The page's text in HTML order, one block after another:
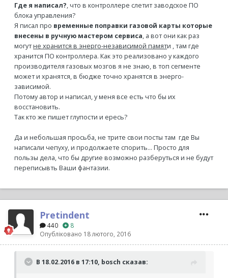
Где я написал?, что в контроллере слетит заводское ПО
блока управления?
Я писал про временные поправки газовой карты которые
внесены в ручную мастером сервиса, а вот они как раз
могутне хранится в энерго-независимой памяти , там где
хранится ПО контроллера. Как это реализовано у каждого
производителя газовых мозгов я не знаю, в топ сегменте
может и хранятся, в бюдже точно хранятся в энерго-
зависимой.
Потому автор и написал, у меня все есть что бы их
восстановить.
Так кто же пишет глупости и ересь?
Да и небольшая просьба, не трите свои посты там где Вы
написали чепуху, и продолжаете спорить... Просто для
пользы дела, что бы другие возможно разберуться и не будут
переписывть Ваши фантазии.
Pretindent
440
8
Опубліковано 18 лютого, 2016
В 18.02.2016 в 17:10, bosch сказав: